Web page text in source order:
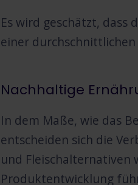
Es wird geschätzt, dass
einer
Nachhaltige
In dem Maße, wie das
entscheiden sich die
und Fleischalternativen
Produktentwicklung